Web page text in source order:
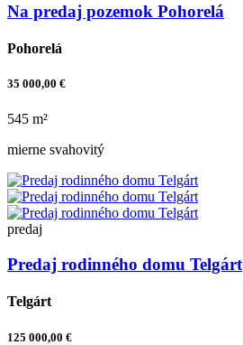
Na predaj pozemok Pohorelá
Pohorelá
35 000,00 €
545 m²
mierne svahovitý
predaj
Predaj rodinného domu Telgárt
Telgárt
125 000,00 €